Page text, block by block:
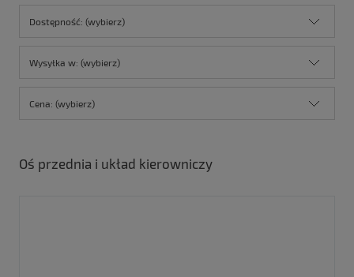
Dostępność: (wybierz)
Wysyłka w: (wybierz)
Cena: (wybierz)
Oś przednia i układ kierowniczy